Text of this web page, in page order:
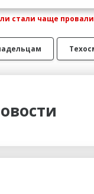
стали чаще